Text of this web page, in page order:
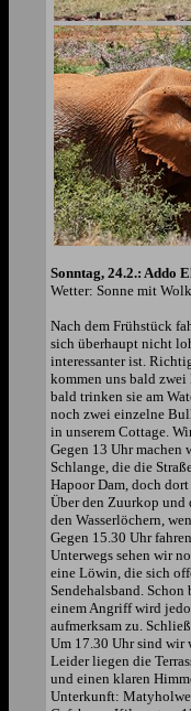
Sonntag, 24.2.: Addo
Wetter: Sonne mit
Nach dem Frühstück
sich überhaupt nicht
interessanter ist.
kommen uns bald zwei
bald trinken sie am
noch zwei einzelne
in unserem Cottage.
Gegen 13 Uhr machen
Schlange, die die
Hapoor Dam, doch
Über den Zuurkop und
den Wasserlöchern,
Gegen 15.30 Uhr
Unterwegs sehen wir
eine Löwin, die sich
Sendehalsband.
einem Angriff wird
aufmerksam zu.
Um 17.30 Uhr sind wir
Leider liegen die
und einen klaren
Unterkunft: